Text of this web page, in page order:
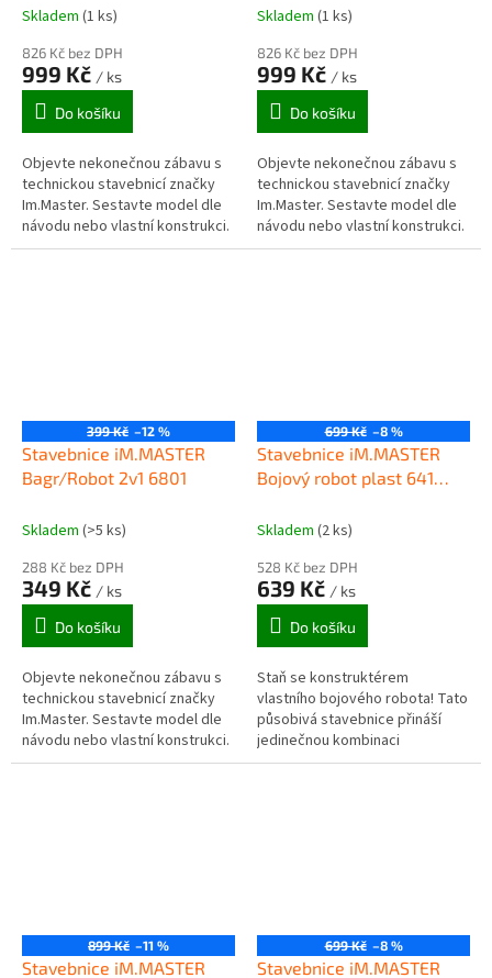
Skladem (1 ks)
826 Kč bez DPH
999 Kč / ks
Do košíku
Objevte nekonečnou zábavu s
technickou stavebnicí značky
Im.Master. Sestavte model dle
návodu nebo vlastní konstrukci.
8038
Skladem (1 ks)
826 Kč bez DPH
999 Kč / ks
Do košíku
Objevte nekonečnou zábavu s
technickou stavebnicí značky
Im.Master. Sestavte model dle
návodu nebo vlastní konstrukci.
399 Kč –12 %
Stavebnice iM.MASTER
Bagr/Robot 2v1 6801
Skladem (>5 ks)
288 Kč bez DPH
349 Kč / ks
Do košíku
Objevte nekonečnou zábavu s
technickou stavebnicí značky
Im.Master. Sestavte model dle
návodu nebo vlastní konstrukci.
699 Kč –8 %
Stavebnice iM.MASTER
Bojový robot plast 641
Skladem (2 ks)
528 Kč bez DPH
639 Kč / ks
Do košíku
Staň se konstruktérem
vlastního bojového robota! Tato
působivá stavebnice přináší
jedinečnou kombinaci
technického skládání a fantazie.
899 Kč –11 %
Stavebnice iM.MASTER
699 Kč –8 %
Stavebnice iM.MASTER